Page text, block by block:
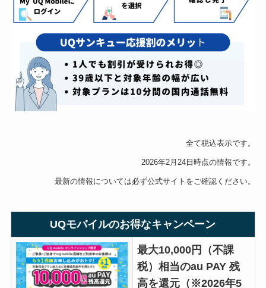
全て税込表示です。
2026年2月24日時点の情報です。
最新の情報については必ず公式サイトをご確認ください。
UQモバイルのお得なキャンペーン
最大10,000円（不課
税）相当のau PAY 残
高を還元（※2026年5